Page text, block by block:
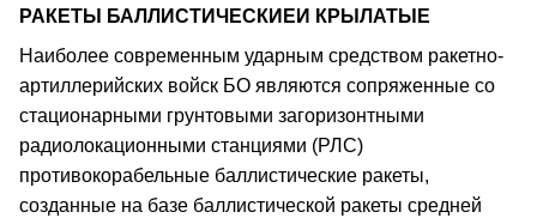
РАКЕТЫ БАЛЛИСТИЧЕСКИЕИ КРЫЛАТЫЕ
Наиболее современным ударным средством ракетно-
артиллерийских войск БО являются сопряженные со
стационарными грунтовыми загоризонтными
радиолокационными станциями (РЛС)
противокорабельные баллистические ракеты,
созданные на базе баллистической ракеты средней